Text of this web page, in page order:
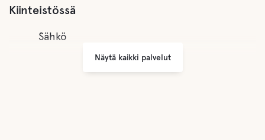
Kiinteistössä
Sähkö
Näytä kaikki palvelut